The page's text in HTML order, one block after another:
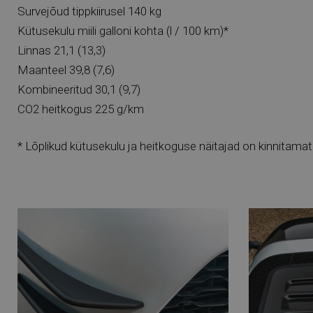
Survejõud tippkiirusel 140 kg
Kütusekulu miili galloni kohta (l / 100 km)*
Linnas 21,1 (13,3)
Maanteel 39,8 (7,6)
Kombineeritud 30,1 (9,7)
CO2 heitkogus 225 g/km
* Lõplikud kütusekulu ja heitkoguse näitajad on